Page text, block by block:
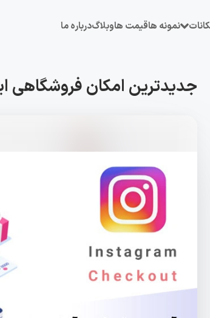
نمونه هاقیمت هاوبلاگدرباره ما
جدیدترین امکان فروشگاهی